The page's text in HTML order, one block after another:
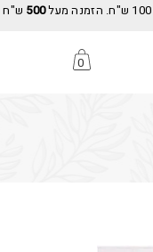
500 ש"ח
0